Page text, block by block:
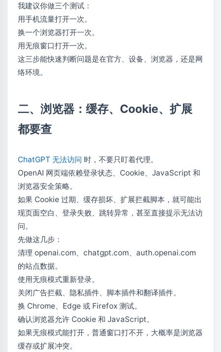
我建议你做三个测试：
用手机流量打开一次。
换一个浏览器打开一次。
用无痕窗口打开一次。
这三步能快速判断问题是在官方、设备、浏览器，还是网
络环境。
二、浏览器：缓存、Cookie、扩展
都要查
ChatGPT 无法访问 时，不要只盯着代理。
OpenAI 网页端依赖登录状态、Cookie、JavaScript 和
浏览器安全策略。
如果 Cookie 过期、缓存损坏、扩展拦截脚本，就可能出
现页面空白、登录失败、跳转异常，甚至直接提示无法访
问。
先做这几步：
清理 openai.com、chatgpt.com、auth.openai.com
的站点数据。
使用无痕模式重新登录。
关闭广告拦截、隐私插件、脚本插件和翻译插件。
换 Chrome、Edge 或 Firefox 测试。
确认浏览器允许 Cookie 和 JavaScript。
如果无痕模式能打开，普通窗口打不开，大概率是浏览器
缓存或扩展冲突。